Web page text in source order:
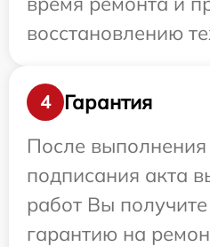
восстановлению
4
Гарантия
После выполнения
подписания акта
работ Вы
гарантию на